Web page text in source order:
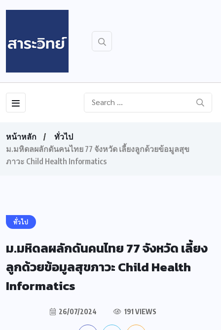
หน้าหลัก
ทั่วไป
ม.มหิดลผลักดันคนไทย 77 จังหวัด เลี้ยงลูกด้วยข้อมูลสุข
ภาวะ Child Health Informatics
ทั่วไป
ม.มหิดลผลักดันคนไทย 77 จังหวัด เลี้ยง
ลูกด้วยข้อมูลสุขภาวะ Child Health
Informatics
26/07/2024 191 VIEWS